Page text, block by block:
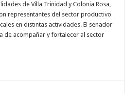
de Villa Trinidad y Colonia Rosa,
representantes del sector productivo
en distintas actividades. El senador
de acompañar y fortalecer al sector